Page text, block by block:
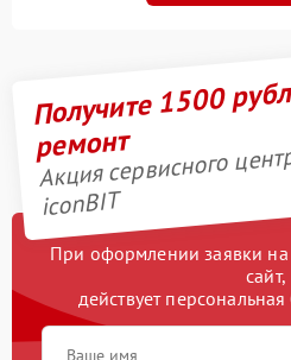
Получите 1500
ремонт
Акция сервисного
iconBIT
При оформлении заявки на
сайт,
действует